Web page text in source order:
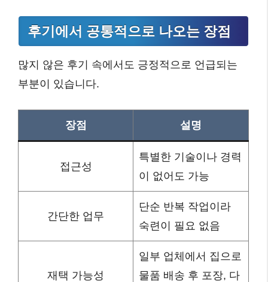
후기에서 공통적으로 나오는 장점
많지 않은 후기 속에서도 긍정적으로 언급되는
부분이 있습니다.
장점 설명
접근성
특별한 기술이나 경력
이 없어도 가능
간단한 업무
단순 반복 작업이라
숙련이 필요 없음
재택 가능성
일부 업체에서 집으로
물품 배송 후 포장, 다